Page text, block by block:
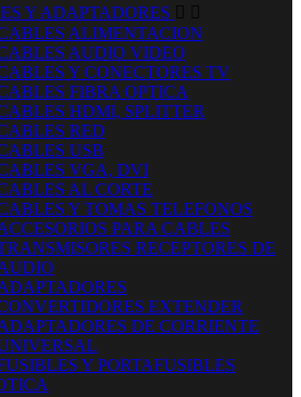
Y ADAPTADORES  
ALIMENTACION
AUDIO VIDEO
Y CONECTORES TV
FIBRA OPTICA
HDMI, SPLITTER
RED
USB
VGA, DVI
AL CORTE
Y TOMAS TELEFONOS
PARA CABLES
RECEPTORES DE
EXTENDER
DE CORRIENTE
Y PORTAFUSIBLES